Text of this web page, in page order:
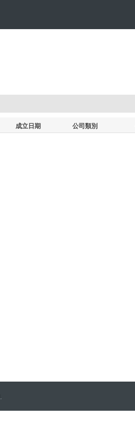
成立日期 公司類別